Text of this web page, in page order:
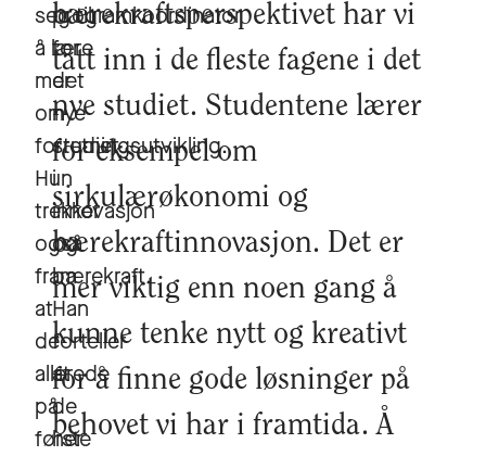
seg til
å lære
mer
om
forretningsutvikling.
Hun
trekker
også
fram
at
de
allerede
på
første
programkoordinator
for
det
nye
studiet
i
innovasjon
og
bærekraft.
Han
forteller
at
de
her
bærekraftsperspektivet har vi
tatt inn i de fleste fagene i det
nye studiet. Studentene lærer
for eksempel om
sirkulærøkonomi og
bærekraftinnovasjon. Det er
mer viktig enn noen gang å
kunne tenke nytt og kreativt
for å finne gode løsninger på
behovet vi har i framtida. Å